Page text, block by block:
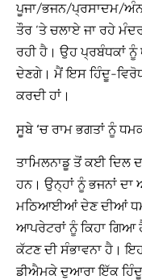
ਪੂਜਾ/ਭਜਨ/ਪ੍ਰਸਾਦਮ/
ਤੌਰ ‘ਤੇ ਚਲਾਏ ਜਾ ਰਹੇ
ਰਹੀ ਹੈ। ਉਹ ਪ੍ਰਬੰਧਕਾਂ
ਦੇਣਗੇ। ਮੈਂ ਇਸ ਹਿੰਦੂ-
ਕਰਦੀ ਹਾਂ।
ਸੂਬੇ ‘ਚ ਰਾਮ ਭਗਤਾਂ ਨੂੰ
ਤਾਮਿਲਨਾਡੂ ਤੋਂ ਕਈ ਦਿਲ
ਹਨ। ਉਨ੍ਹਾਂ ਨੂੰ ਭਜਨਾਂ
ਮਠਿਆਈਆਂ ਦੇਣ ਦੀਆਂ
ਆਪਰੇਟਰਾਂ ਨੂੰ ਕਿਹਾ ਗਿਆ
ਕੱਟਣ ਦੀ ਸੰਭਾਵਨਾ ਹੈ।
ਡੀਐਮਕੇ ਦੁਆਰਾ ਇੱਕ ਹਿੰਦੂ